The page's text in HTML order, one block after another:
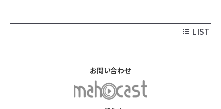
LIST
お問い合わせ